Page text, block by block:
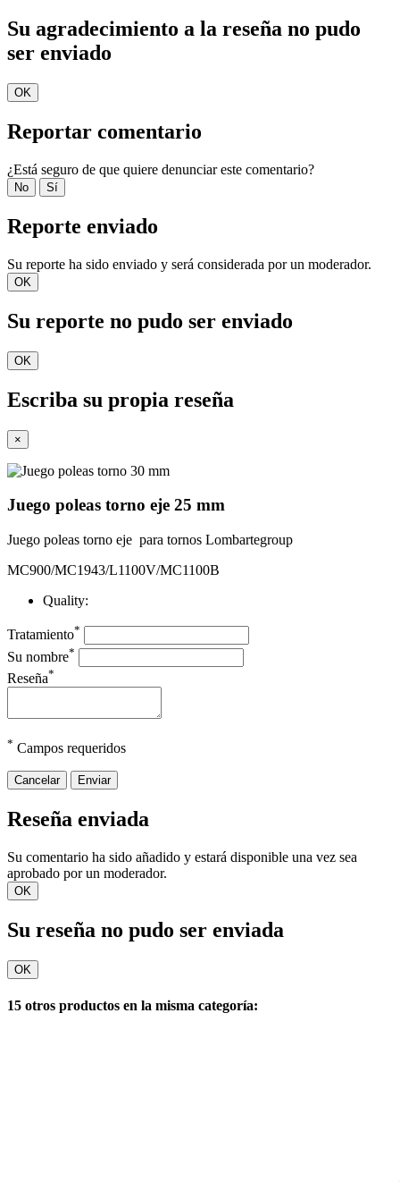
Su agradecimiento a la reseña no pudo
ser enviado
OK
Reportar comentario
¿Está seguro de que quiere denunciar este comentario?
No Sí
Reporte enviado
Su reporte ha sido enviado y será considerada por un moderador.
OK
Su reporte no pudo ser enviado
OK
Escriba su propia reseña
×
Juego poleas torno eje 25 mm
Juego poleas torno eje para tornos Lombartegroup
MC900/MC1943/L1100V/MC1100B
Quality:
Tratamiento*
Su nombre*
Reseña*
* Campos requeridos
Cancelar Enviar
Reseña enviada
Su comentario ha sido añadido y estará disponible una vez sea
aprobado por un moderador.
OK
Su reseña no pudo ser enviada
OK
15 otros productos en la misma categoría: